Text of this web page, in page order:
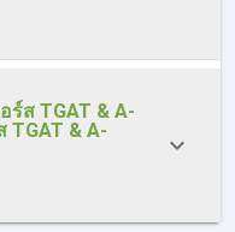
ร์ส TGAT & A-
TGAT & A-